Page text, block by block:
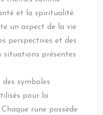
et la spiritualité.
un aspect de la vie
perspectives et des
situations présentes
des symboles
pour la
rune possède